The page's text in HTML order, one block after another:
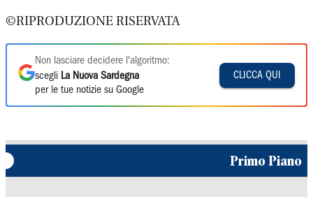
©RIPRODUZIONE RISERVATA
Non lasciare decidere l'algoritmo:
scegli La Nuova Sardegna
per le tue notizie su Google
CLICCA QUI
Primo Piano